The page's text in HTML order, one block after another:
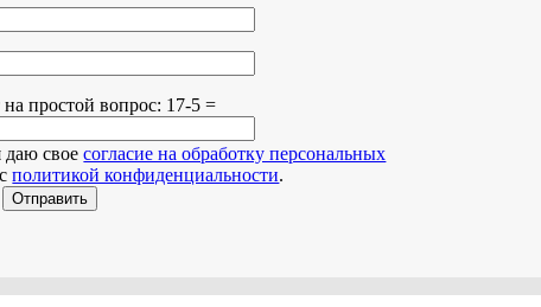
простой вопрос: 17-5 =
даю своесогласие на обработку персональных
политикой конфиденциальности.